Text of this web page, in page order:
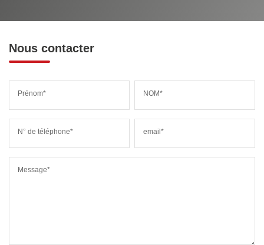
Nous contacter
Prénom* NOM*
N° de téléphone* email*
Message*